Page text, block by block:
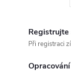
Registrujte
Při registraci